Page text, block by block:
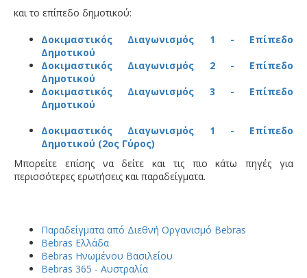
και το επίπεδο δημοτικού:
Δοκιμαστικός Διαγωνισμός 1 - Επίπεδο
Δημοτικού
Δοκιμαστικός Διαγωνισμός 2 - Επίπεδο
Δημοτικού
Δοκιμαστικός Διαγωνισμός 3 - Επίπεδο
Δημοτικού
Δοκιμαστικός Διαγωνισμός 1 - Επίπεδο
Δημοτικού (2ος Γύρος)
Μπορείτε επίσης να δείτε και τις πιο κάτω πηγές για
περισσότερες ερωτήσεις και παραδείγματα.
Παραδείγματα από Διεθνή Οργανισμό Bebras
Bebras Ελλάδα
Bebras Ηνωμένου Βασιλείου
Bebras 365 - Αυστραλία